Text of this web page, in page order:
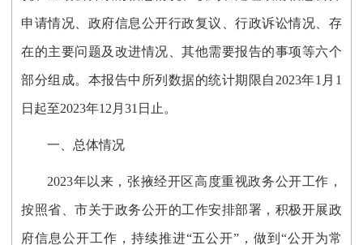
申请情况、政府信息公开行政复议、行政诉讼情况、存
在的主要问题及改进情况、其他需要报告的事项等六个
部分组成。本报告中所列数据的统计期限自2023年1月1
日起至2023年12月31日止。
一、 总体情况
2023年以来，张掖经开区高度重视政务公开工作，
按照省、市关于政务公开的工作安排部署 ，积极开展政
府信息公开工作，持续推进“五公开”，做到“公开为常